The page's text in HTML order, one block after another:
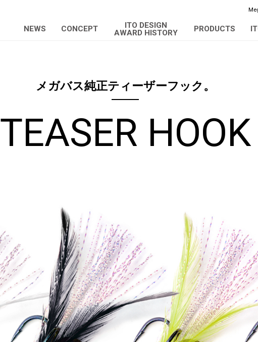
NEWS CONCEPT
ITO DESIGN
AWARD HISTORY
PRODUCTS
メガバス純正ティーザーフック。
TEASER HOOK